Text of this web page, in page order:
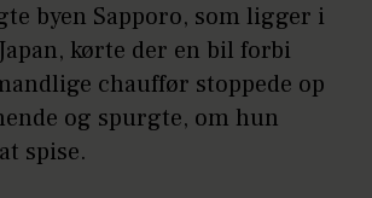
byen Sapporo, som ligger i
kørte der en bil forbi
chauffør stoppede op
og spurgte, om hun
spise.